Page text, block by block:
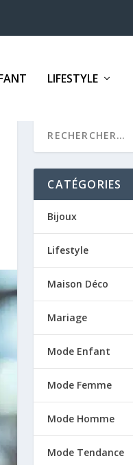
LIFESTYLE
CATÉGORIES
Bijoux
Lifestyle
Maison Déco
Mariage
Mode Enfant
Mode Femme
Mode Homme
Mode Tendance